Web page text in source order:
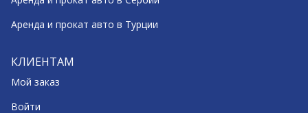
Аренда и прокат авто в Турции
КЛИЕНТАМ
Мой заказ
Войти